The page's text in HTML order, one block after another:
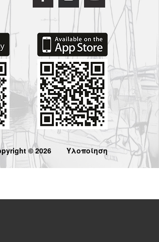
© 2026 Υλοποίηση